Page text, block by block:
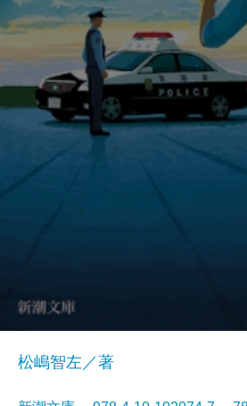
松嶋智左／著